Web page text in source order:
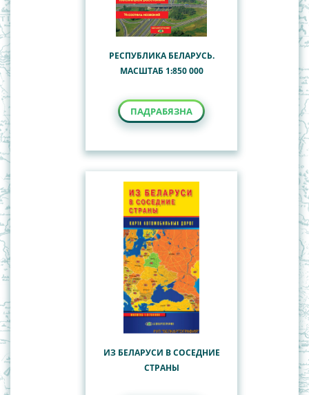
РЕСПУБЛИКА БЕЛАРУСЬ.
МАСШТАБ 1:850 000
ПАДРАБЯЗНА
ИЗ БЕЛАРУСИ В СОСЕДНИЕ
СТРАНЫ